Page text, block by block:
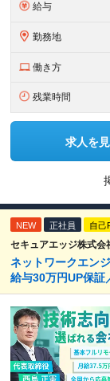
給与
勤務地
働き方
残業時間
求人を
NEW 正社員 自己
セキュアエッジ株式会
ネットワークエン
給与30万円UP保証